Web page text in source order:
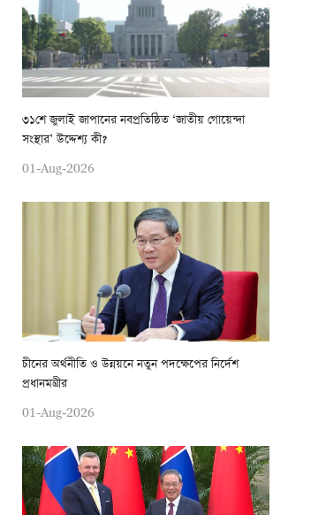
৩১শে জুলাই জাপানের নবপ্রতিষ্ঠিত ‘জাতীয় গোয়েন্দা
সংস্থার’ উদ্দেশ্য কী?
01-Aug-2026
চীনের অর্থনীতি ও উন্নয়নে নতুন পদক্ষেপের নির্দেশ
প্রধানমন্ত্রীর
01-Aug-2026